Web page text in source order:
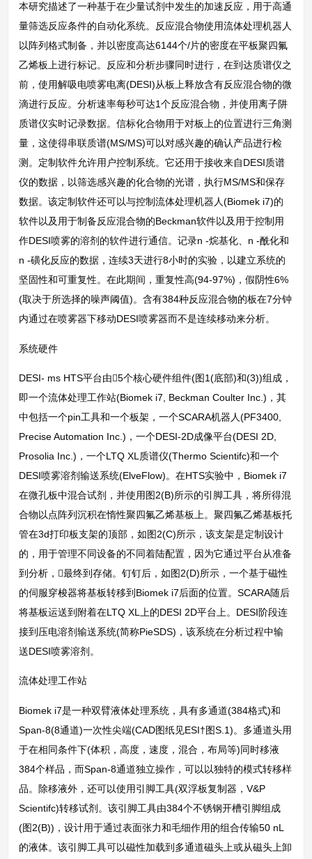
本研究描述了一种基于在少量试剂中发生的加速反应，用于高通
量筛选反应条件的自动化系统。反应混合物使用流体处理机器人
以阵列格式制备，并以密度高达6144个/片的密度在平板聚四氟
乙烯板上进行标记。反应和分析步骤同时进行，在到达质谱仪之
前，使用解吸电喷雾电离(DESI)从板上释放含有反应混合物的微
滴进行反应。分析速率每秒可达1个反应混合物，并使用离子阱
质谱仪实时记录数据。信标化合物用于对板上的位置进行三角测
量，这使得串联质谱(MS/MS)可以对感兴趣的确认产品进行检
测。定制软件允许用户控制系统。它还用于接收来自DESI质谱
仪的数据，以筛选感兴趣的化合物的光谱，执行MS/MS和保存
数据。该定制软件还可以与控制流体处理机器人(Biomek i7)的
软件以及用于制备反应混合物的Beckman软件以及用于控制用
作DESI喷雾的溶剂的软件进行通信。记录n -烷基化、n -酰化和
n -磺化反应的数据，连续3天进行8小时的实验，以建立系统的
坚固性和可重复性。在此期间，重复性高(94-97%)，假阴性6%
(取决于所选择的噪声阈值)。含有384种反应混合物的板在7分钟
内通过在喷雾器下移动DESI喷雾器而不是连续移动来分析。
系统硬件
DESI- ms HTS平台由5个核心硬件组件(图1(底部)和(3))组成，
即一个流体处理工作站(Biomek i7, Beckman Coulter Inc.)，其
中包括一个pin工具和一个板架，一个SCARA机器人(PF3400,
Precise Automation Inc.)，一个DESI-2D成像平台(DESI 2D,
Prosolia Inc.)，一个LTQ XL质谱仪(Thermo Scientifc)和一个
DESI喷雾溶剂输送系统(ElveFlow)。在HTS实验中，Biomek i7
在微孔板中混合试剂，并使用图2(B)所示的引脚工具，将所得混
合物以点阵列沉积在惰性聚四氟乙烯基板上。聚四氟乙烯基板托
管在3d打印板支架的顶部，如图2(C)所示，该支架是定制设计
的，用于管理不同设备的不同着陆配置，因为它通过平台从准备
到分析，最终到存储。钉钉后，如图2(D)所示，一个基于磁性
的伺服穿梭器将基板转移到Biomek i7后面的位置。SCARA随后
将基板运送到附着在LTQ XL上的DESI 2D平台上。DESI阶段连
接到压电溶剂输送系统(简称PieSDS)，该系统在分析过程中输
送DESI喷雾溶剂。
流体处理工作站
Biomek i7是一种双臂液体处理系统，具有多通道(384格式)和
Span-8(8通道)一次性尖端(CAD图纸见ESI†图S.1)。多通道头用
于在相同条件下(体积，高度，速度，混合，布局等)同时移液
384个样品，而Span-8通道独立操作，可以以独特的模式转移样
品。除移液外，还可以使用引脚工具(双浮板复制器，V&P
Scientifc)转移试剂。该引脚工具由384个不锈钢开槽引脚组成
(图2(B))，设计用于通过表面张力和毛细作用的组合传输50 nL
的液体。该引脚工具可以磁性加载到多通道磁头上或从磁头上卸